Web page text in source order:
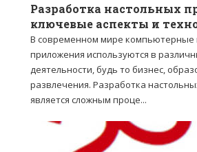
Разработка настольных
ключевые аспекты и
В современном мире компьютерные
приложения используются в
деятельности, будь то бизнес,
развлечения. Разработка
является сложным проце...